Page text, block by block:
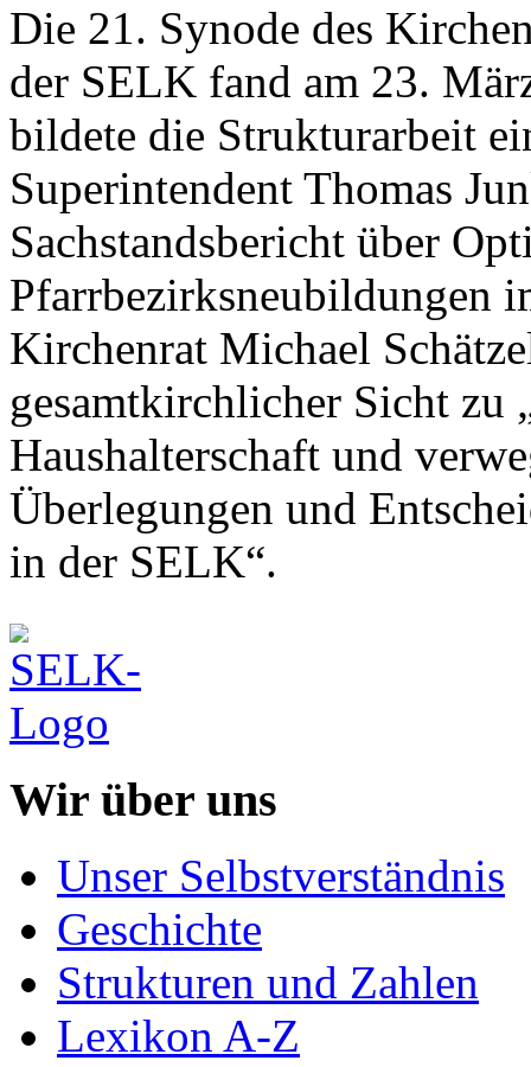
Die 21. Synode des
der SELK fand am 23.
bildete die Strukturarbeit
Superintendent Thomas
Sachstandsbericht über
Pfarrbezirksneubildungen
Kirchenrat Michael
gesamtkirchlicher Sicht zu
Haushalterschaft und
Überlegungen und
in der SELK“.
Wir über uns
Unser Selbstverständnis
Geschichte
Strukturen und Zahlen
Lexikon A-Z